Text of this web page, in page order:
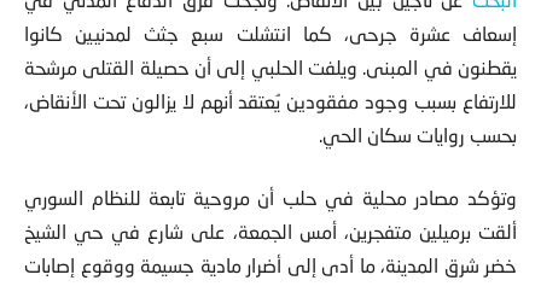
إسعاف عشرة جرحى، كما انتشلت سبع جثث لمدنيين كانوا
يقطنون في المبنى. ويلفت الحلبي إلى أن حصيلة القتلى مرشحة
للارتفاع بسبب وجود مفقودين يُعتقد أنهم لا يزالون تحت الأنقاض،
بحسب روايات سكان الحي.
وتؤكد مصادر محلية في حلب أن مروحية تابعة للنظام السوري
ألقت برميلين متفجرين، أمس الجمعة، على شارع في حي الشيخ
خضر شرق المدينة، ما أدى إلى أضرار مادية جسيمة ووقوع إصابات